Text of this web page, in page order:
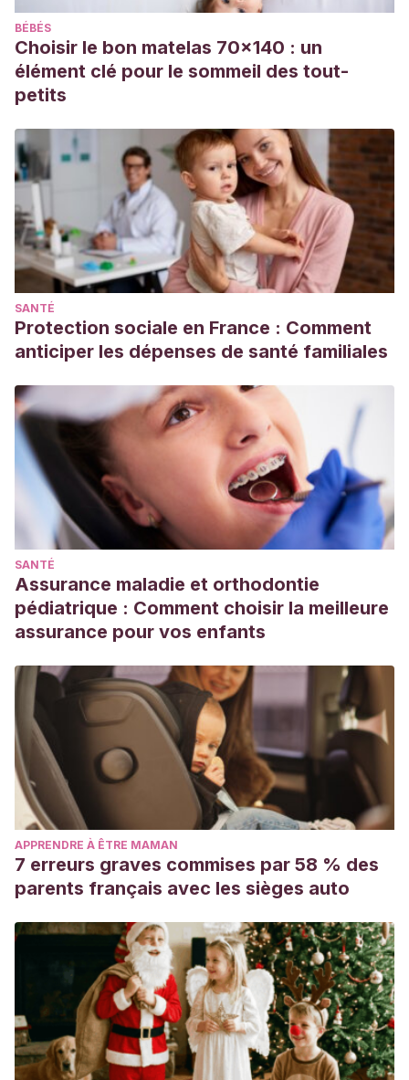
Torre, A.(2008). Tratamiento nutricional en la enfermedad
inflamatoria intestinal.
Xu, L., Lochhead, P., Ko, Y., Claggett, B., Leong, R. W.,
& Ananthakrishnan, A. N.
disease and ulcerative colitis.Alimentary pharmacology &
therapeutics
46(9), 780–789.
https://www.ncbi.nlm.nih.gov/pubmed/28892171
Wędrychowicz, A., Zając, A., & Tomasik, P. (2016).
Advances in nutritional therapy in inflammatory bowel
diseases: Review.World journal of gastroenterology,22(3),
1045–1066.https://www.wjgnet.com/1007-
9327/full/v22/i3/1045.htm
BÉBÉS
Choisir le bon matelas 70x140 : un
élément clé pour le sommeil des tout-
petits
SANTÉ
Protection sociale en France : Comment
anticiper les dépenses de santé familiales
SANTÉ
Assurance maladie et orthodontie
pédiatrique : Comment choisir la meilleure
assurance pour vos enfants
APPRENDRE À ÊTRE MAMAN
7 erreurs graves commises par 58 % des
parents français avec les sièges auto